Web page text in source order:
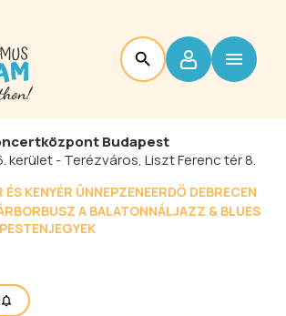
Budapest
kerület - Terézváros, Liszt Ferenc tér 8.
KENYÉR ÜNNEPZENEERDŐ DEBRECEN
BORBUSZ A BALATONNÁLJAZZ & BLUES
JEGYEK